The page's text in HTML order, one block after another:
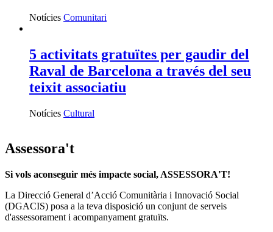
Notícies Comunitari
5 activitats gratuïtes per gaudir del
Raval de Barcelona a través del seu
teixit associatiu
Notícies Cultural
Assessora't
Si vols aconseguir més impacte social, ASSESSORA'T!
La Direcció General d’Acció Comunitària i Innovació Social
(DGACIS) posa a la teva disposició un conjunt de serveis
d'assessorament i acompanyament gratuïts.